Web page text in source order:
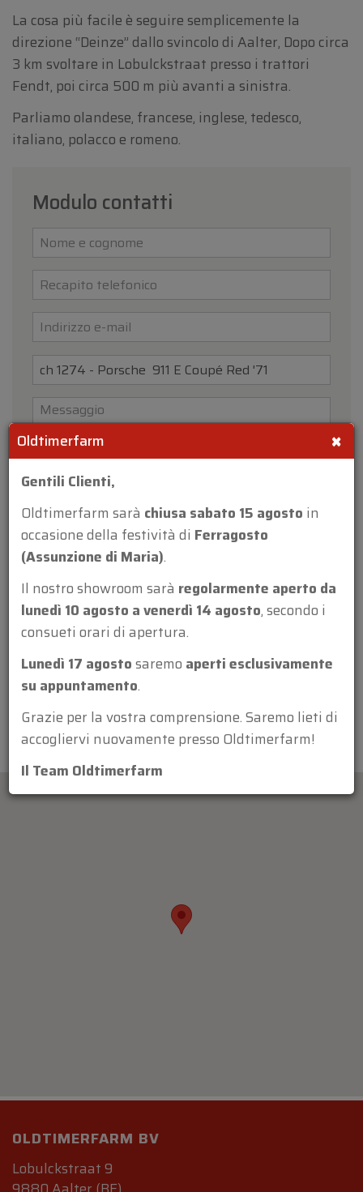
La cosa più facile è seguire semplicemente la
direzione “Deinze” dallo svincolo di Aalter, Dopo circa
3 km svoltare in Lobulckstraat presso i trattori
Fendt, poi circa 500 m più avanti a sinistra.
Parliamo olandese, francese, inglese, tedesco,
italiano, polacco e romeno.
Modulo contatti
OLDTIMERFARM BV
Lobulckstraat 9
×
Oldtimerfarm
Gentili Clienti,
Oldtimerfarm sarà chiusa sabato 15 agosto in
occasione della festività di Ferragosto
(Assunzione di Maria).
Il nostro showroom sarà regolarmente aperto da
lunedì 10 agosto a venerdì 14 agosto, secondo i
consueti orari di apertura.
Lunedì 17 agosto saremo aperti esclusivamente
su appuntamento.
Grazie per la vostra comprensione. Saremo lieti di
accogliervi nuovamente presso Oldtimerfarm!
Il Team Oldtimerfarm